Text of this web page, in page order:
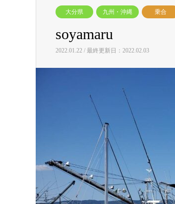
大分県 九州・沖縄 乗合
soyamaru
2022.01.22 / 最終更新日：2022.02.03